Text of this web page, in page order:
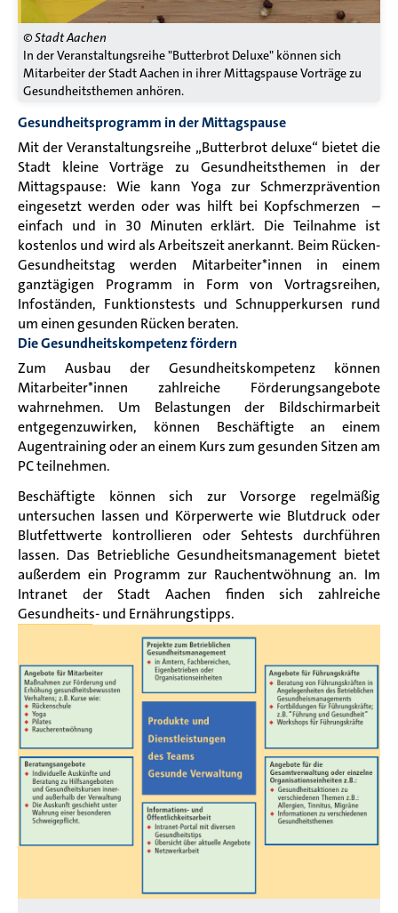
© Stadt Aachen
In der Veranstaltungsreihe "Butterbrot Deluxe" können sich
Mitarbeiter der Stadt Aachen in ihrer Mittagspause Vorträge zu
Gesundheitsthemen anhören.
Gesundheitsprogramm in der Mittagspause
Mit der Veranstaltungsreihe „Butterbrot deluxe“ bietet die
Stadt kleine Vorträge zu Gesundheitsthemen in der
Mittagspause: Wie kann Yoga zur Schmerzprävention
eingesetzt werden oder was hilft bei Kopfschmerzen –
einfach und in 30 Minuten erklärt. Die Teilnahme ist
kostenlos und wird als Arbeitszeit anerkannt. Beim Rücken-
Gesundheitstag werden Mitarbeiter*innen in einem
ganztägigen Programm in Form von Vortragsreihen,
Infoständen, Funktionstests und Schnupperkursen rund
um einen gesunden Rücken beraten.
Die Gesundheitskompetenz fördern
Zum Ausbau der Gesundheitskompetenz können
Mitarbeiter*innen zahlreiche Förderungsangebote
wahrnehmen. Um Belastungen der Bildschirmarbeit
entgegenzuwirken, können Beschäftigte an einem
Augentraining oder an einem Kurs zum gesunden Sitzen am
PC teilnehmen.
Beschäftigte können sich zur Vorsorge regelmäßig
untersuchen lassen und Körperwerte wie Blutdruck oder
Blutfettwerte kontrollieren oder Sehtests durchführen
lassen. Das Betriebliche Gesundheitsmanagement bietet
außerdem ein Programm zur Rauchentwöhnung an. Im
Intranet der Stadt Aachen finden sich zahlreiche
Gesundheits- und Ernährungstipps.